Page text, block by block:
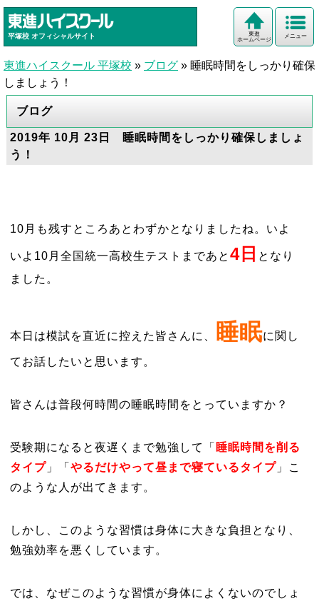
平塚校 オフィシャルサイト メニュー
東進
ホームページ
東進ハイスクール 平塚校 » ブログ » 睡眠時間をしっかり確保
しましょう！
ブログ
2019年 10月 23日 睡眠時間をしっかり確保しましょ
う！
10月も残すところあとわずかとなりましたね。いよ
いよ10月全国統一高校生テストまであと 4日 となり
ました。
本日は模試を直近に控えた皆さんに、 睡眠に関し
てお話したいと思います。
皆さんは普段何時間の睡眠時間をとっていますか？
受験期になると夜遅くまで勉強して「 睡眠時間を削る
タイプ」「 やるだけやって昼まで寝ているタイプ」こ
のような人が出てきます。
しかし、このような習慣は身体に大きな負担となり、
勉強効率を悪くしています。
では、なぜこのような習慣が身体によくないのでしょ